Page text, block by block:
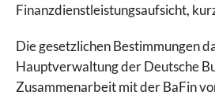
Finanzdienstleistungsaufsicht,
Die gesetzlichen Bestimmungen
Hauptverwaltung der Deutsche
Zusammenarbeit mit der BaFin